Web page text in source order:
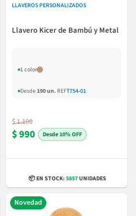
LLAVEROS PERSONALIZADOS
Llavero Kicer de Bambú y Metal
1 color
Desde190 un. REFT754-01
$ 1.100
$ 990 10% OFF
📦 EN STOCK:5857UNIDADES
Novedad